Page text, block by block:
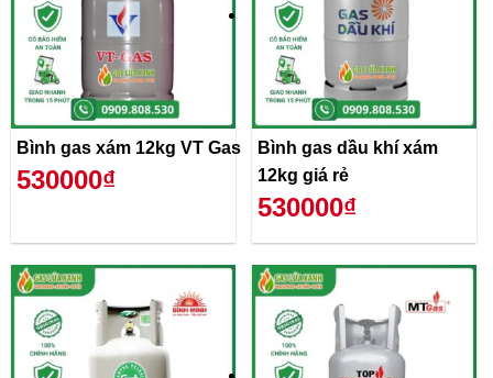
Bình gas xám 12kg VT Gas
530000₫
Bình gas dầu khí xám
12kg giá rẻ
530000₫